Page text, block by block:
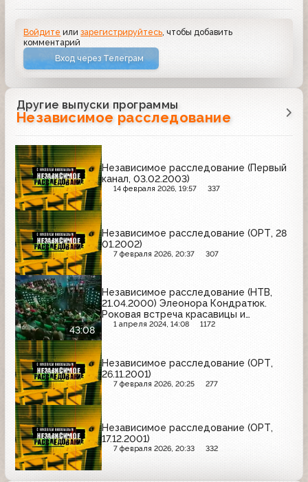
Войдите илизарегистрируйтесь , чтобы добавить
комментарий
Вход через Телеграм
Другие выпуски программы
Независимое расследование
Независимое расследование (Первый
канал, 03.02.2003)
14 февраля 2026, 19:57 337
Независимое расследование (ОРТ, 28
01.2002)
7 февраля 2026, 20:37 307
43:08
Независимое расследование (НТВ,
21.04.2000) Элеонора Кондратюк.
Роковая встреча красавицы и
чудовища
1 апреля 2024, 14:08 1172
Независимое расследование (ОРТ,
26.11.2001)
7 февраля 2026, 20:25 277
Независимое расследование (ОРТ,
17.12.2001)
7 февраля 2026, 20:33 332